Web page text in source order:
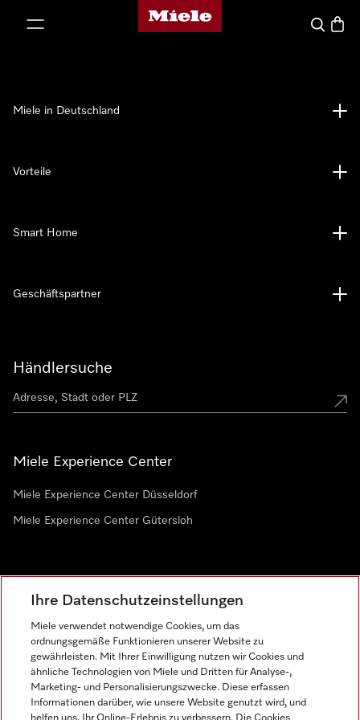
Miele-Homepage
Suche
Händlersuche
Miele Experience Center
Miele Experience Center Düsseldorf
Miele Experience Center Gütersloh
Miele in Deutschland
Vorteile
Smart Home
Geschäftspartner
Ihre Datenschutzeinstellungen
Miele verwendet notwendige Cookies, um das
ordnungsgemäße Funktionieren unserer Website zu
gewährleisten. Mit Ihrer Einwilligung nutzen wir Cookies und
ähnliche Technologien von Miele und Dritten für Analyse-,
Marketing- und Personalisierungszwecke. Diese erfassen
Informationen darüber, wie unsere Website genutzt wird, und